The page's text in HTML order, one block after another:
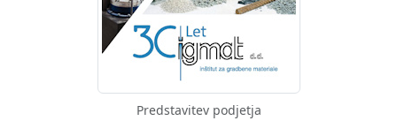
Predstavitev podjetja